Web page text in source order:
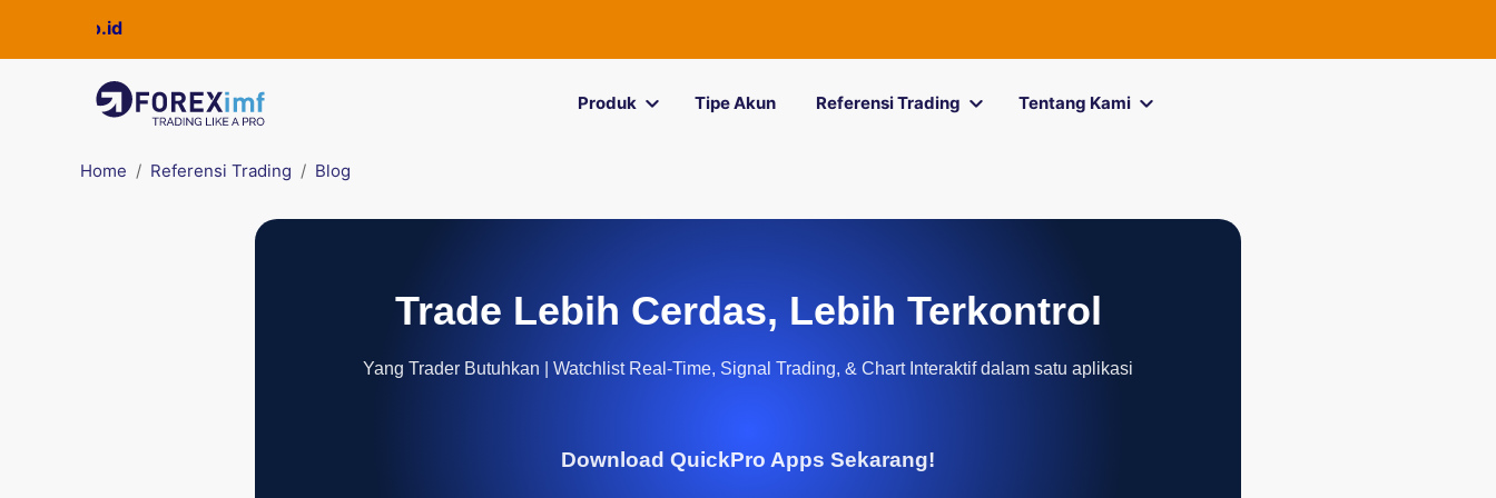
Produk Tipe Akun Referensi Trading Tentang Kami
Home Referensi Trading Blog
Trade Lebih Cerdas, Lebih Terkontrol
Yang Trader Butuhkan | Watchlist Real-Time, Signal Trading, & Chart Interaktif dalam satu aplikasi
Download QuickPro Apps Sekarang!